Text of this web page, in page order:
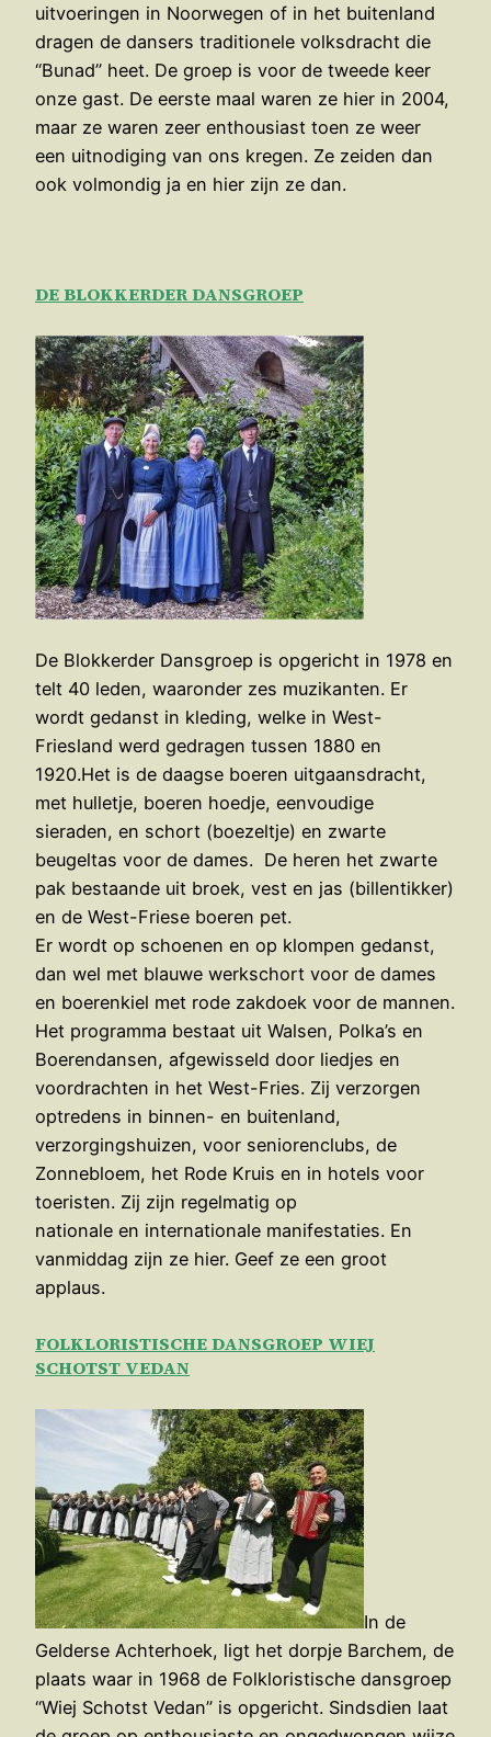
uitvoeringen in Noorwegen of in het buitenland
dragen de dansers traditionele volksdracht die
“Bunad” heet. De groep is voor de tweede keer
onze gast. De eerste maal waren ze hier in 2004,
maar ze waren zeer enthousiast toen ze weer
een uitnodiging van ons kregen. Ze zeiden dan
ook volmondig ja en hier zijn ze dan.
DE BLOKKERDER DANSGROEP
De Blokkerder Dansgroep is opgericht in 1978 en
telt 40 leden, waaronder zes muzikanten. Er
wordt gedanst in kleding, welke in West-
Friesland werd gedragen tussen 1880 en
1920.Het is de daagse boeren uitgaansdracht,
met hulletje, boeren hoedje, eenvoudige
sieraden, en schort (boezeltje) en zwarte
beugeltas voor de dames. De heren het zwarte
pak bestaande uit broek, vest en jas (billentikker)
en de West-Friese boeren pet.
Er wordt op schoenen en op klompen gedanst,
dan wel met blauwe werkschort voor de dames
en boerenkiel met rode zakdoek voor de mannen.
Het programma bestaat uit Walsen, Polka’s en
Boerendansen, afgewisseld door liedjes en
voordrachten in het West-Fries. Zij verzorgen
optredens in binnen- en buitenland,
verzorgingshuizen, voor seniorenclubs, de
Zonnebloem, het Rode Kruis en in hotels voor
toeristen. Zij zijn regelmatig op
nationale en internationale manifestaties. En
vanmiddag zijn ze hier. Geef ze een groot
applaus.
FOLKLORISTISCHE DANSGROEP WIEJ
SCHOTST VEDAN
In de
Gelderse Achterhoek, ligt het dorpje Barchem, de
plaats waar in 1968 de Folkloristische dansgroep
“Wiej Schotst Vedan” is opgericht. Sindsdien laat